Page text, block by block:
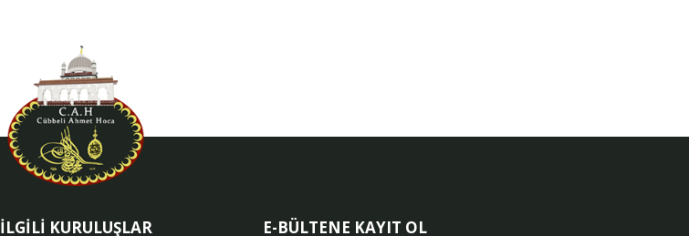
İLGİLİ KURULUŞLAR E-BÜLTENE KAYIT OL